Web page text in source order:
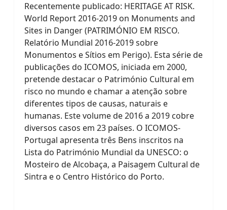
Recentemente publicado: HERITAGE AT RISK.
World Report 2016-2019 on Monuments and
Sites in Danger (PATRIMÓNIO EM RISCO.
Relatório Mundial 2016-2019 sobre
Monumentos e Sítios em Perigo). Esta série de
publicações do ICOMOS, iniciada em 2000,
pretende destacar o Património Cultural em
risco no mundo e chamar a atenção sobre
diferentes tipos de causas, naturais e
humanas. Este volume de 2016 a 2019 cobre
diversos casos em 23 países. O ICOMOS-
Portugal apresenta três Bens inscritos na
Lista do Património Mundial da UNESCO: o
Mosteiro de Alcobaça, a Paisagem Cultural de
Sintra e o Centro Histórico do Porto.